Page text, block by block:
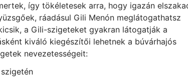
így tökéletesek arra, hogy igazán
ráadásul Gili Menón meglátogathatsz
a Gili-szigeteket gyakran látogatják a
kiváló kiegészítői lehetnek a búvárhajós
nevezetességeit: